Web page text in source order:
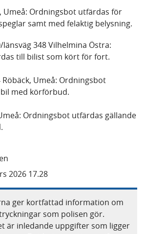
Umeå: Ordningsbot utfärdas för
samt med felaktig belysning.
länsväg 348 Vilhelmina Östra:
till bilist som kört för fort.
Röbäck, Umeå: Ordningsbot
med körförbud.
Ordningsbot utfärdas gällande
2026 17.28
ger kortfattad information om
som polisen gör.
är inledande uppgifter som ligger